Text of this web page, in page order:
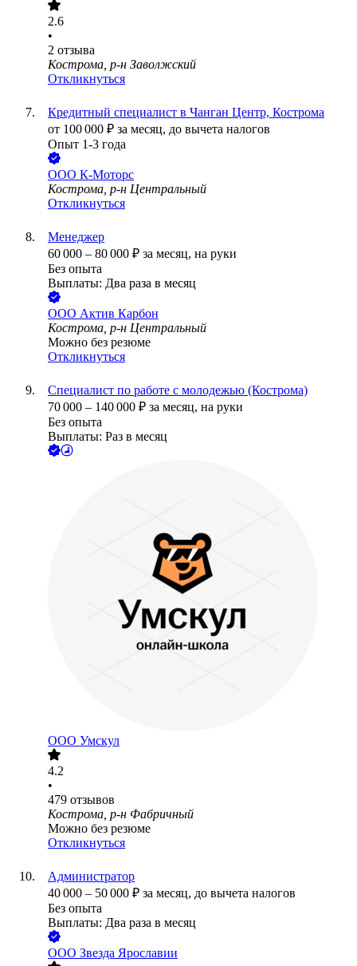
2.6
•
2 отзыва
Кострома, р-н Заволжский
Откликнуться
Кредитный специалист в Чанган Центр, Кострома
от 100 000 ₽ за месяц, до вычета налогов
Опыт 1-3 года
ООО К-Моторс
Кострома, р-н Центральный
Откликнуться
Менеджер
60 000 – 80 000 ₽ за месяц, на руки
Без опыта
Выплаты: Два раза в месяц
ООО Актив Карбон
Кострома, р-н Центральный
Можно без резюме
Откликнуться
Специалист по работе с молодежью (Кострома)
70 000 – 140 000 ₽ за месяц, на руки
Без опыта
Выплаты: Раз в месяц
ООО Умскул
4.2
•
479 отзывов
Кострома, р-н Фабричный
Можно без резюме
Откликнуться
Администратор
40 000 – 50 000 ₽ за месяц, до вычета налогов
Без опыта
Выплаты: Два раза в месяц
ООО Звезда Ярославии